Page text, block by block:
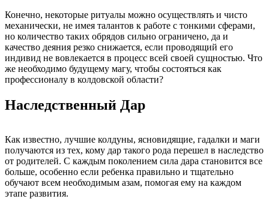
Конечно, некоторые ритуалы можно осуществлять и чисто
механически, не имея талантов к работе с тонкими сферами,
но количество таких обрядов сильно ограничено, да и
качество деяния резко снижается, если проводящий его
индивид не вовлекается в процесс всей своей сущностью. Что
же необходимо будущему магу, чтобы состояться как
профессионалу в колдовской области?
Наследственный Дар
Как известно, лучшие колдуны, ясновидящие, гадалки и маги
получаются из тех, кому дар такого рода перешел в наследство
от родителей. С каждым поколением сила дара становится все
больше, особенно если ребенка правильно и тщательно
обучают всем необходимым азам, помогая ему на каждом
этапе развития.